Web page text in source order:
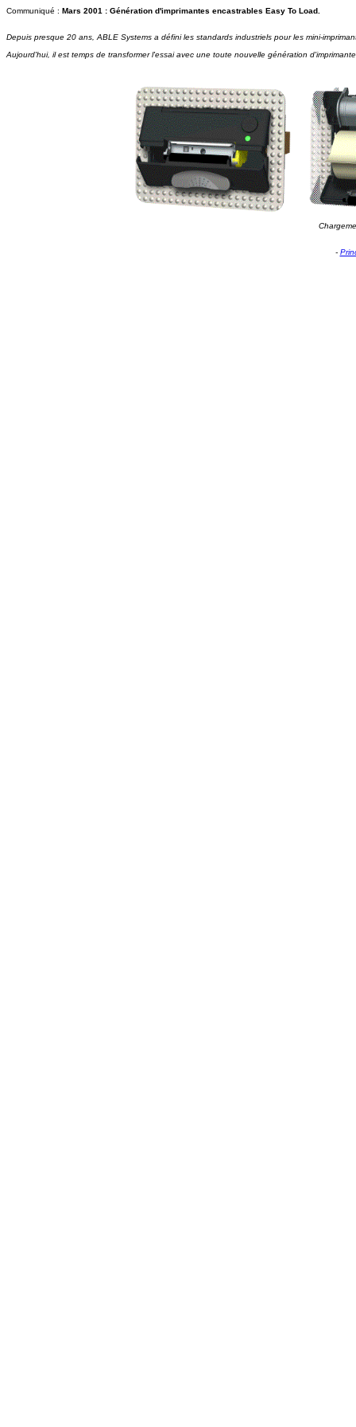
Communiqué : Mars 2001 : Génération d'imprimantes encastrables Easy To Load.
Depuis presque 20 ans, ABLE Systems a défini les standards industriels pour les mini-
Aujourd'hui, il est temps de transformer l'essai avec une toute nouvelle génération
-